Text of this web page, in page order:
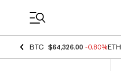
BTC $64,326.00 -0.80%ETH